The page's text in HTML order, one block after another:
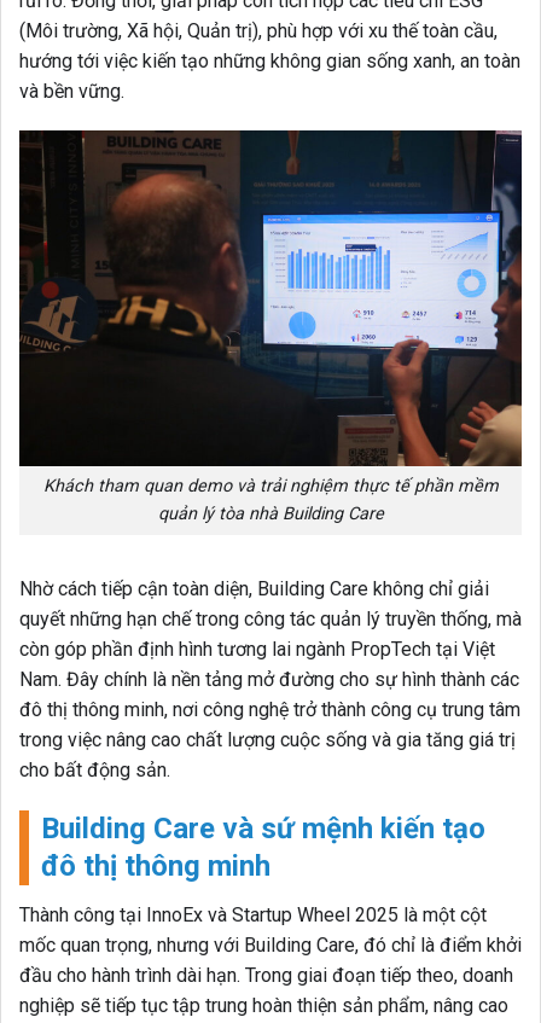
(Môi trường, Xã hội, Quản trị), phù hợp với xu thế toàn cầu,
hướng tới việc kiến tạo những không gian sống xanh, an toàn
và bền vững.
Khách tham quan demo và trải nghiệm thực tế phần mềm
quản lý tòa nhà Building Care
Nhờ cách tiếp cận toàn diện, Building Care không chỉ giải
quyết những hạn chế trong công tác quản lý truyền thống, mà
còn góp phần định hình tương lai ngành PropTech tại Việt
Nam. Đây chính là nền tảng mở đường cho sự hình thành các
đô thị thông minh, nơi công nghệ trở thành công cụ trung tâm
trong việc nâng cao chất lượng cuộc sống và gia tăng giá trị
cho bất động sản.
Building Care và sứ mệnh kiến tạo
đô thị thông minh
Thành công tại InnoEx và Startup Wheel 2025 là một cột
mốc quan trọng, nhưng với Building Care, đó chỉ là điểm khởi
đầu cho hành trình dài hạn. Trong giai đoạn tiếp theo, doanh
nghiệp sẽ tiếp tục tập trung hoàn thiện sản phẩm, nâng cao